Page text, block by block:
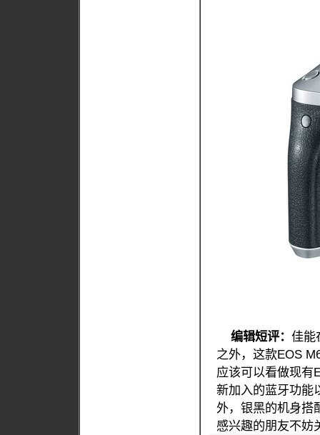
编辑短评： 佳能
之外，这款EOS
应该可以看做现有
新加入的蓝牙功能
外，银黑的机身搭
感兴趣的朋友不妨